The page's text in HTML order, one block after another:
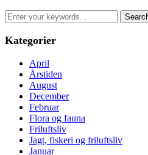
Search
for:
Kategorier
April
Årstiden
August
December
Februar
Flora og fauna
Friluftsliv
Jagt, fiskeri og friluftsliv
Januar